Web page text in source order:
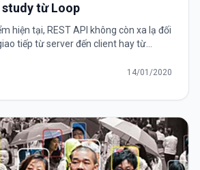
study từ Loop
hiện tại, REST API không còn xa lạ đối
tiếp từ server đến client hay từ
với...
14/01/2020